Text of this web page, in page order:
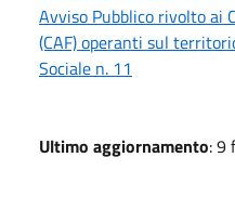
Avviso Pubblico rivolto ai
(CAF) operanti sul
Sociale n. 11
Ultimo aggiornamento: 9